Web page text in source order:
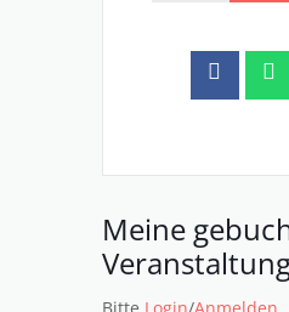
Meine